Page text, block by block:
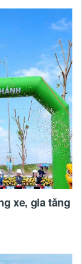
xe, gia tăng